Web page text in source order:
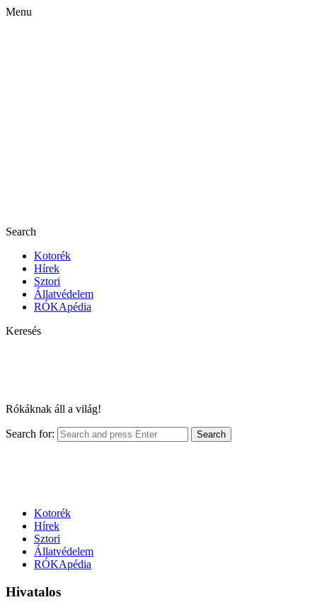
Menu
Search
Kotorék
Hírek
Sztori
Állatvédelem
RÓKApédia
Keresés
Rókáknak áll a világ!
Search for: Search
Kotorék
Hírek
Sztori
Állatvédelem
RÓKApédia
Hivatalos